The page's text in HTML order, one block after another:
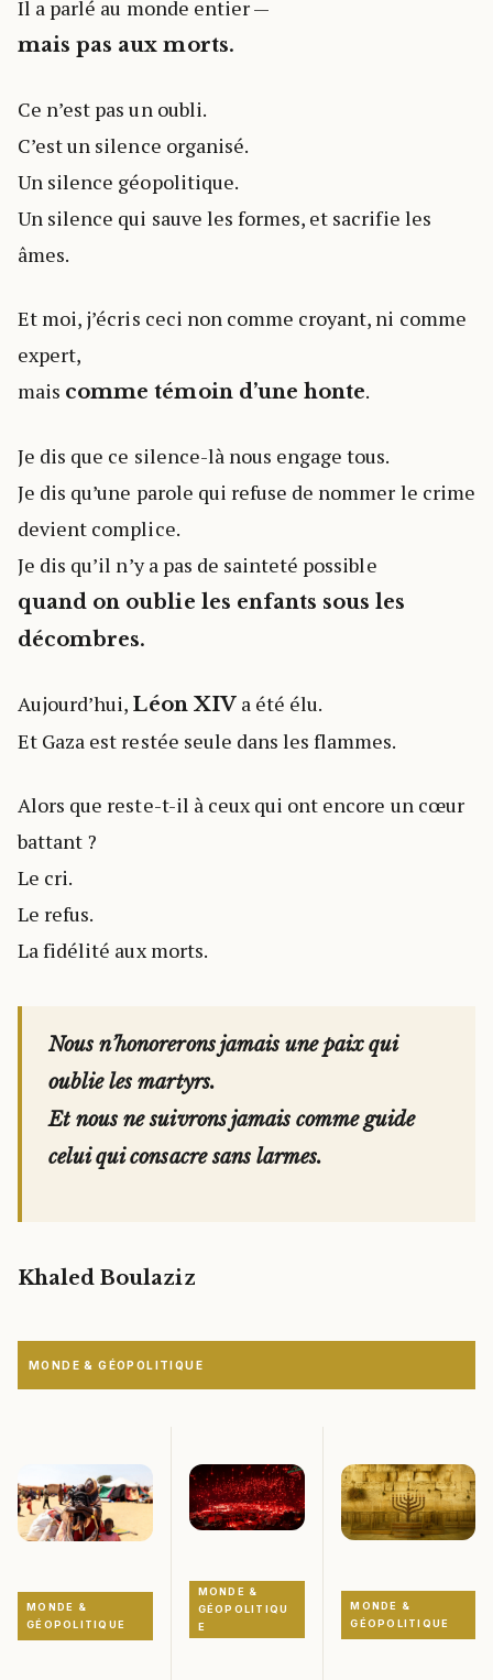
Il a parlé au monde entier —
mais pas aux morts.
Ce n’est pas un oubli.
C’est un silence organisé.
Un silence géopolitique.
Un silence qui sauve les formes, et sacrifie les
âmes.
Et moi, j’écris ceci non comme croyant, ni comme
expert,
mais comme témoin d’une honte.
Je dis que ce silence-là nous engage tous.
Je dis qu’une parole qui refuse de nommer le crime
devient complice.
Je dis qu’il n’y a pas de sainteté possible
quand on oublie les enfants sous les
décombres.
Aujourd’hui, Léon XIVa été élu.
Et Gaza est restée seule dans les flammes.
Alors que reste-t-il à ceux qui ont encore un cœur
battant ?
Le cri.
Le refus.
La fidélité aux morts.
Nous n’honorerons jamais une paix qui
oublie les martyrs.
Et nous ne suivrons jamais comme guide
celui qui consacre sans larmes.
Khaled Boulaziz
MONDE & GÉOPOLITIQUE
MONDE &
GÉOPOLITIQUE
MONDE &
GÉOPOLITIQU
E
MONDE &
GÉOPOLITIQUE